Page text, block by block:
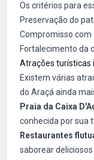
Os critérios para
Preservação do
Compromisso com
Fortalecimento da
Atrações turísticas
Existem várias
do Araçá ainda
Praia da Caixa
conhecida por sua
Restaurantes
saborear